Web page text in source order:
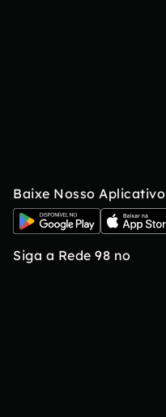
Baixe Nosso Aplicativo
Siga a Rede 98 no